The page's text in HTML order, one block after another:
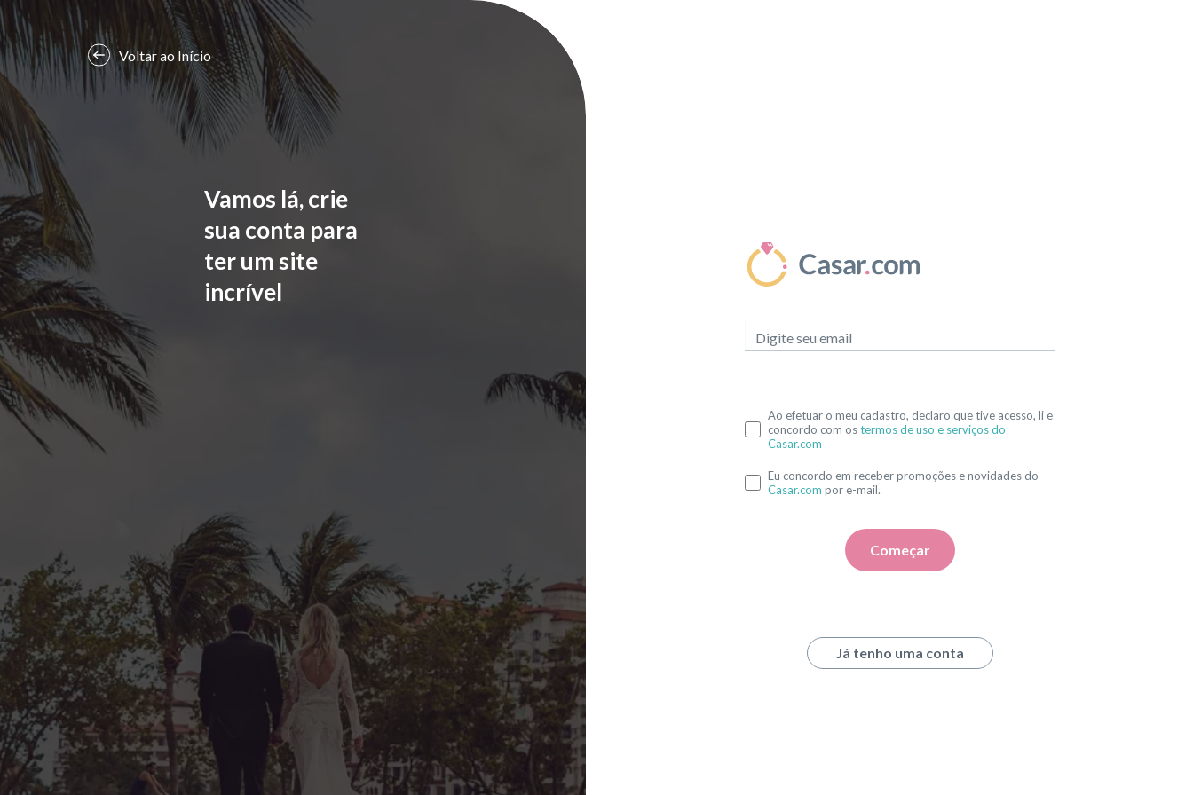
Vamos lá, crie
sua conta para
ter um site
incrível
Voltar ao Início
Digite seu email
Ao efetuar o meu cadastro, declaro que tive acesso, li e
concordo com ostermos de uso e serviços do
Casar.com
Eu concordo em receber promoções e novidades do
Casar.com por e-mail.
Começar
Já tenho uma conta